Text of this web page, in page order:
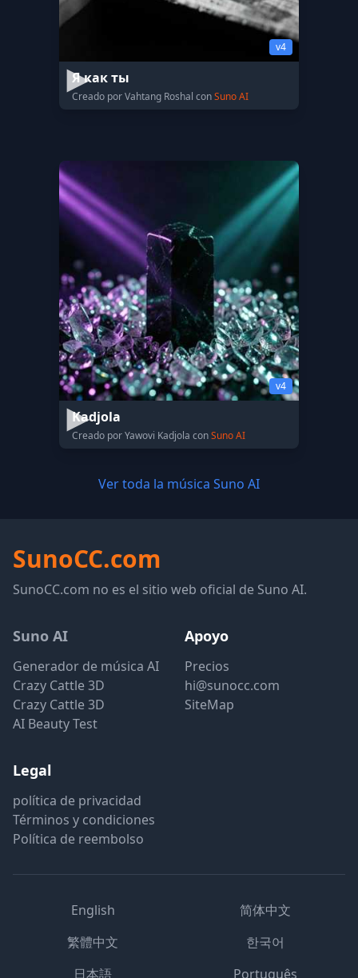
v4
Я как ты
Creado por Vahtang Roshal conSuno AI
v4
Kadjola
Creado por Yawovi Kadjola conSuno AI
Ver toda la música Suno AI
SunoCC.com
SunoCC.com no es el sitio web oficial de Suno AI.
Suno AI
Generador de música AI
Crazy Cattle 3D
Crazy Cattle 3D
AI Beauty Test
Apoyo
Precios
hi@sunocc.com
SiteMap
Legal
política de privacidad
Términos y condiciones
Política de reembolso
English
简体中文
繁體中文
한국어
日本語
Português